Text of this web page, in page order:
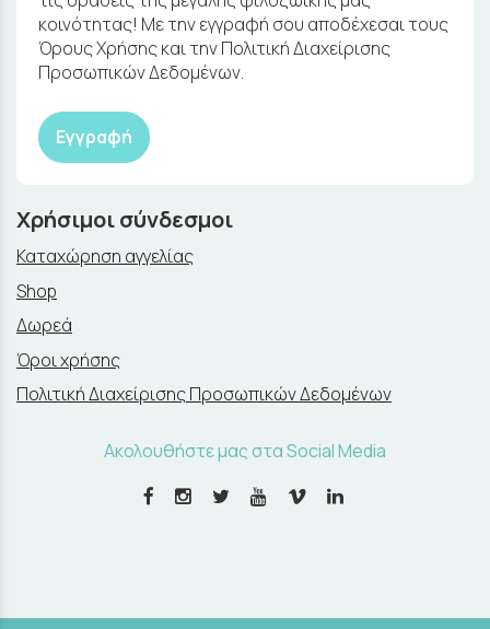
κοινότητας! Με την εγγραφή σου αποδέχεσαι τους
Όρους Χρήσης και την Πολιτική Διαχείρισης
Προσωπικών Δεδομένων.
Εγγραφή
Χρήσιμοι σύνδεσμοι
Καταχώρηση αγγελίας
Shop
Δωρεά
Όροι χρήσης
Πολιτική Διαχείρισης Προσωπικών Δεδομένων
Ακολουθήστε μας στα Social Media